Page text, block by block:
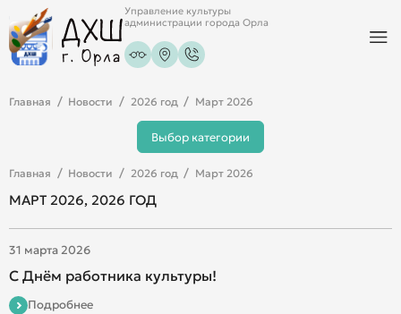
Управление культуры
администрации города Орла
Главная Новости 2026 год Март 2026
Выбор категории
Главная Новости 2026 год Март 2026
МАРТ 2026, 2026 ГОД
31 марта 2026
С Днём работника культуры!
Подробнее